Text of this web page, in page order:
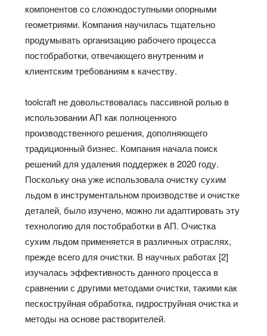
компонентов со сложнодоступными опорными
геометриями. Компания научилась тщательно
продумывать организацию рабочего процесса
постобработки, отвечающего внутренним и
клиентским требованиям к качеству.
toolcraft не довольствовалась пассивной ролью в
использовании АП как полноценного
производственного решения, дополняющего
традиционный бизнес. Компания начала поиск
решений для удаления поддержек в 2020 году.
Поскольку она уже использовала очистку сухим
льдом в инструментальном производстве и очистке
деталей, было изучено, можно ли адаптировать эту
технологию для постобработки в АП. Очистка
сухим льдом применяется в различных отраслях,
прежде всего для очистки. В научных работах [2]
изучалась эффективность данного процесса в
сравнении с другими методами очистки, такими как
пескоструйная обработка, гидроструйная очистка и
методы на основе растворителей.